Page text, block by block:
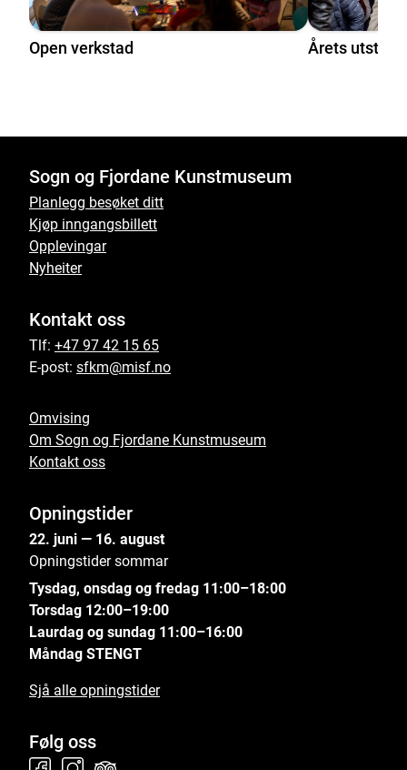
Open verkstad Årets
Sogn og Fjordane Kunstmuseum
Planlegg besøket ditt
Kjøp inngangsbillett
Opplevingar
Nyheiter
Kontakt oss
Tlf: +47 97 42 15 65
E-post: sfkm@misf.no
Omvising
Om Sogn og Fjordane Kunstmuseum
Kontakt oss
Opningstider
22. juni — 16. august
Opningstider sommar
Tysdag, onsdag og fredag 11:00–18:00
Torsdag 12:00–19:00
Laurdag og sundag 11:00–16:00
Måndag STENGT
Sjå alle opningstider
Følg oss